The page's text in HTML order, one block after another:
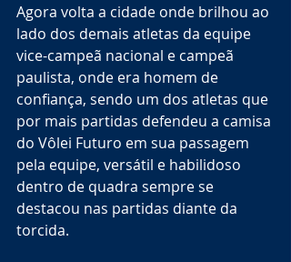
Agora volta a cidade onde brilhou ao
lado dos demais atletas da equipe
vice-campeã nacional e campeã
paulista, onde era homem de
confiança, sendo um dos atletas que
por mais partidas defendeu a camisa
do Vôlei Futuro em sua passagem
pela equipe, versátil e habilidoso
dentro de quadra sempre se
destacou nas partidas diante da
torcida.